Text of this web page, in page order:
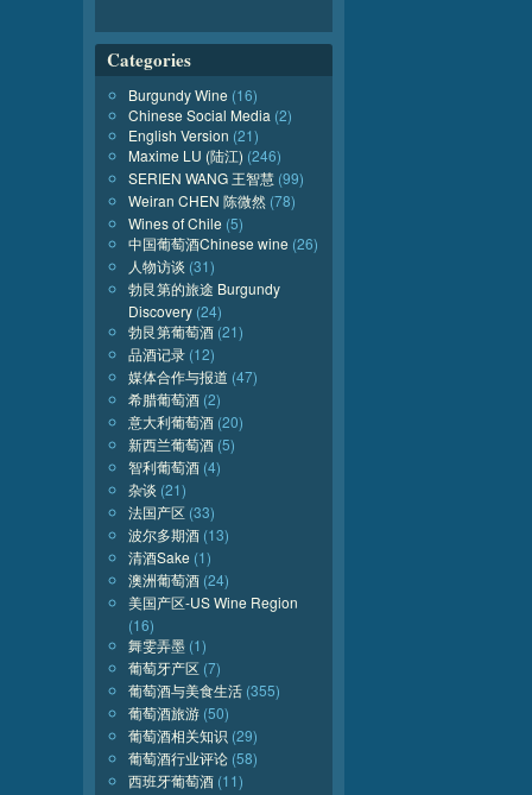
Categories
Burgundy Wine (16)
Chinese Social Media (2)
English Version (21)
Maxime LU (陆江) (246)
SERIEN WANG 王智慧 (99)
Weiran CHEN 陈微然 (78)
Wines of Chile (5)
中国葡萄酒Chinese wine (26)
人物访谈 (31)
勃艮第的旅途 Burgundy
Discovery (24)
勃艮第葡萄酒 (21)
品酒记录 (12)
媒体合作与报道 (47)
希腊葡萄酒 (2)
意大利葡萄酒 (20)
新西兰葡萄酒 (5)
智利葡萄酒 (4)
杂谈 (21)
法国产区 (33)
波尔多期酒 (13)
清酒Sake (1)
澳洲葡萄酒 (24)
美国产区-US Wine Region
(16)
舞雯弄墨 (1)
葡萄牙产区 (7)
葡萄酒与美食生活 (355)
葡萄酒旅游 (50)
葡萄酒相关知识 (29)
葡萄酒行业评论 (58)
西班牙葡萄酒 (11)